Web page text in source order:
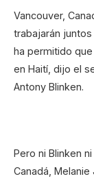
Vancouver,
trabajarán
ha permitido
en Haití, dijo el
Antony Blinken.
Pero ni Blinken
Canadá,